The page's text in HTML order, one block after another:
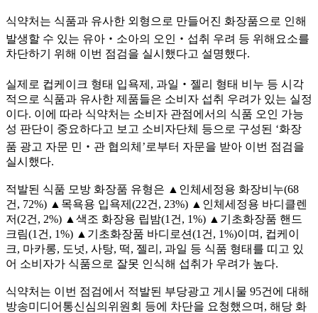
식약처는 식품과 유사한 외형으로 만들어진 화장품으로 인해
발생할 수 있는 유아‧소아의 오인‧섭취 우려 등 위해요소를
차단하기 위해 이번 점검을 실시했다고 설명했다.
실제로 컵케이크 형태 입욕제, 과일‧젤리 형태 비누 등 시각
적으로 식품과 유사한 제품들은 소비자 섭취 우려가 있는 실정
이다. 이에 따라 식약처는 소비자 관점에서의 식품 오인 가능
성 판단이 중요하다고 보고 소비자단체 등으로 구성된 ‘화장
품 광고 자문 민‧관 협의체’로부터 자문을 받아 이번 점검을
실시했다.
적발된 식품 모방 화장품 유형은 ▲인체세정용 화장비누(68
건, 72%) ▲목욕용 입욕제(22건, 23%) ▲인체세정용 바디클렌
저(2건, 2%) ▲색조 화장용 립밤(1건, 1%) ▲기초화장품 핸드
크림(1건, 1%) ▲기초화장품 바디로션(1건, 1%)이며, 컵케이
크, 마카롱, 도넛, 사탕, 떡, 젤리, 과일 등 식품 형태를 띠고 있
어 소비자가 식품으로 잘못 인식해 섭취가 우려가 높다.
식약처는 이번 점검에서 적발된 부당광고 게시물 95건에 대해
방송미디어통신심의위원회 등에 차단을 요청했으며, 해당 화